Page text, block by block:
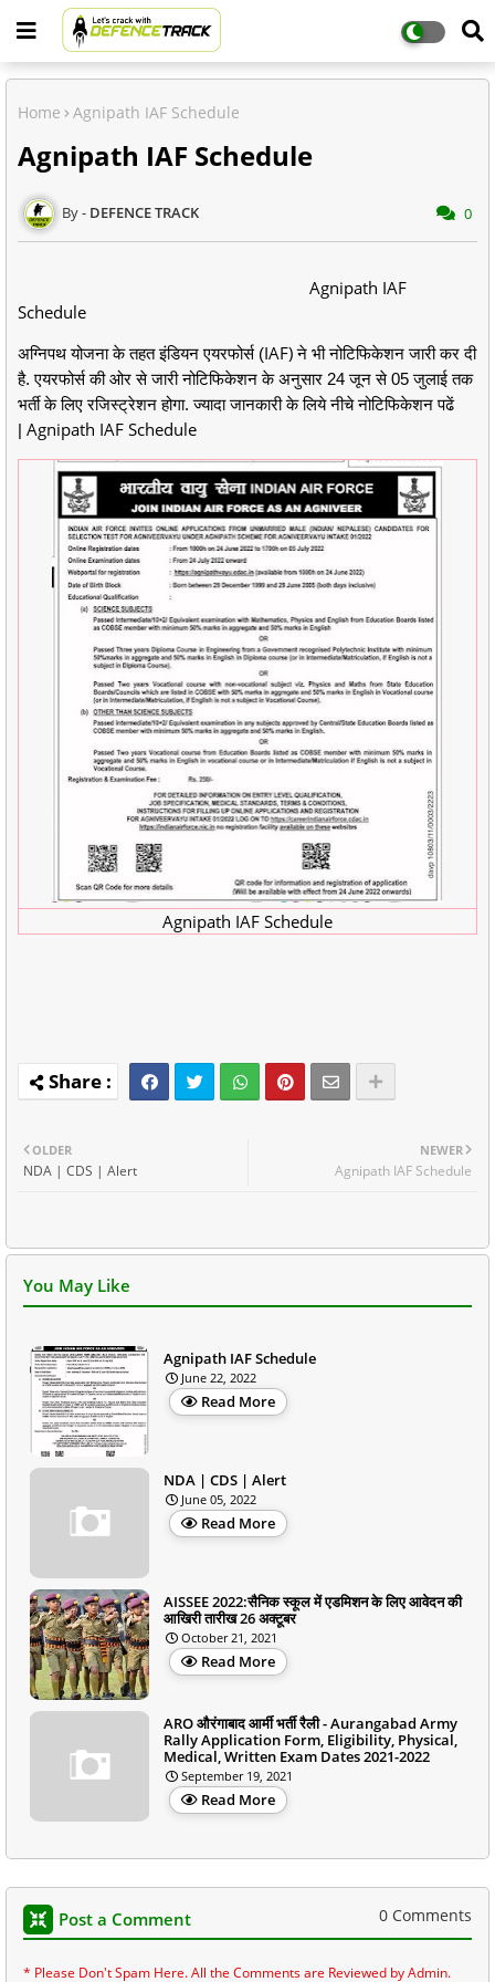
Home Agnipath IAF Schedule
Agnipath IAF Schedule
DEFENCE TRACK 0
Agnipath IAF
Schedule
अग्निपथ योजना के तहत इंडियन एयरफोर्स (IAF)ने भी नोटिफिकेशन जारी कर दी
है. एयरफोर्स की ओर से जारी नोट‍िफिकेशन के अनुसार 24 जून से 05 जुलाई तक
भर्ती के लिए रजिस्ट्रेशन होगा. ज्यादा जानकारी के लिये नीचेनोटिफिकेशन पढें
| Agnipath IAF Schedule
Agnipath IAF Schedule
NEWER
Agnipath IAF Schedule
OLDER
NDA | CDS | Alert
You May Like
Agnipath IAF Schedule
June 22, 2022
Read More
NDA | CDS | Alert
June 05, 2022
Read More
AISSEE 2022:सैनिक स्कूल में एडमिशन के लिए आवेदन की
आखिरी तारीख 26 अक्टूबर
October 21, 2021
Read More
ARO औरंगाबाद आर्मी भर्ती रैली - Aurangabad Army
Rally Application Form, Eligibility, Physical,
Medical, Written Exam Dates 2021-2022
September 19, 2021
Read More
Post a Comment 0 Comments
* Please Don't Spam Here. All the Comments are Reviewed by Admin.